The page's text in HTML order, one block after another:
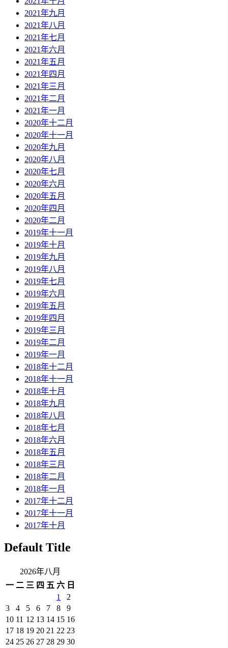
2021年九月
2021年八月
2021年七月
2021年六月
2021年五月
2021年四月
2021年三月
2021年二月
2021年一月
2020年十二月
2020年十一月
2020年九月
2020年八月
2020年七月
2020年六月
2020年五月
2020年四月
2020年二月
2019年十一月
2019年十月
2019年九月
2019年八月
2019年七月
2019年六月
2019年五月
2019年四月
2019年三月
2019年二月
2019年一月
2018年十二月
2018年十一月
2018年十月
2018年九月
2018年八月
2018年七月
2018年六月
2018年五月
2018年三月
2018年二月
2018年一月
2017年十二月
2017年十一月
2017年十月
Default Title
2026年八月
一 二 三 四 五 六 日
1
2
3
4 5 6 7 8
9
10 11 12 13 14 15 16
17 18 19 20 21 22 23
24 25 26 27 28 29 30